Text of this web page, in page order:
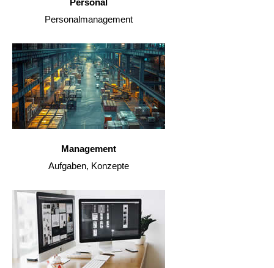
Personal
Personalmanagement
Management
Aufgaben, Konzepte